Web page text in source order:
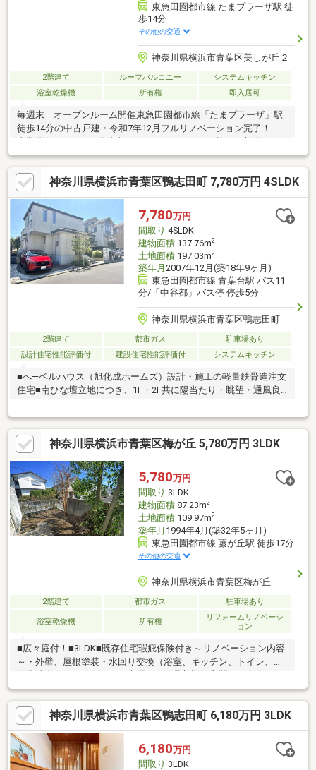
東急田園都市線 たまプラーザ駅 徒
歩14分
その他の交通
神奈川県横浜市青葉区美しが丘２
2階建て ルーフバルコニー
システムキッチン
浴室乾燥機
所有権 即入居可
毎週末 オープンルーム開催東急田園都市線「たまプラーザ」駅
徒歩14分の中古戸建・令和7年12月フルリノベーション完了！
内装(株)クラフト・外装東京セキスイファミエス施工 新築のよ
うなデザイン性と機能性両立させてハイグレード仕様・LDK32.5
帖の大空間・土地約89坪×延床192.7㎡のゆとりある住まい〇設
備・仕様・WIC・パントリー・ルーフバルコニー完備・カースペ
ース2台確保〇周辺環境・美しが丘小学校 徒歩4分・美しが丘中
学校学 徒歩8分キッズルーム完備。当日ローン審査・資金計画の
ご相談も承ります。お気軽にお問い合わせください。
神奈川県横浜市青葉区鴨志田町 7,780万円 4SLDK
7,780万円
間取り 4SLDK
建物面積137.76m2
土地面積197.03m2
築年月 2007年12月(築18年9ヶ月)
東急田園都市線 青葉台駅 バス11
分/「中谷都」バス停 停歩5分
神奈川県横浜市青葉区鴨志田町
2階建て 都市ガス
駐車場あり
設計住宅性能評価付
建設住宅性能評価付 システムキッチン
■へ―ベルハウス（旭化成ホームズ）設計・施工の軽量鉄骨造注文
住宅■南ひな壇立地につき、1F・2F共に陽当たり・眺望・通風良
S＋WIC ※主寝室に書斎あり■LDK約23.4帖・主寝室約10.0帖WIC
有■ウッドテラス付き■1Fメイン開口部4面 電動シャッター■床暖
房有（リビングダイニング2面セパレートタイプ）■ビルトイン食
洗機 ■浴室乾燥暖房機■2026年2月 建物状況調査実施済 物件■
通勤時間帯のバス本数充実
神奈川県横浜市青葉区梅が丘 5,780万円 3LDK
5,780万円
間取り 3LDK
建物面積87.23m2
土地面積109.97m2
築年月 1994年4月(築32年5ヶ月)
東急田園都市線 藤が丘駅 徒歩17分
その他の交通
神奈川県横浜市青葉区梅が丘
2階建て 都市ガス 駐車場あり
浴室乾燥機 所有権
リフォームリノベーシ
ョン
■広々庭付！■3LDK■既存住宅瑕疵保険付き～リノベーション内容
～・外壁、屋根塗装・水回り交換（浴室、キッチン、トイレ、洗
面化粧台）・フローリング上張り・建具新設、玄関ドア交換・ク
ロス全室交換 etc．．．現地内覧も可能ですのでお気軽にお問い
合わせ下さい♪
神奈川県横浜市青葉区鴨志田町 6,180万円 3LDK
6,180万円
間取り 3LDK